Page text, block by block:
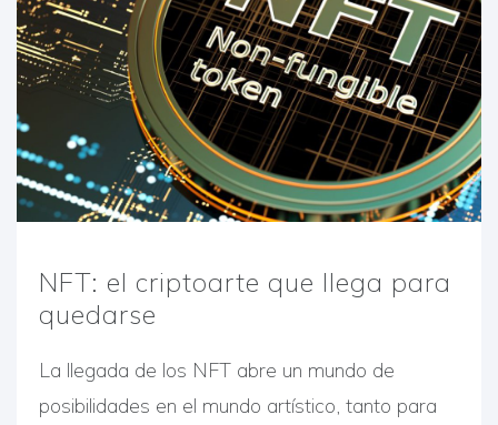
NFT: el criptoarte que llega para
quedarse
La llegada de los NFT abre un mundo de
posibilidades en el mundo artístico, tanto para